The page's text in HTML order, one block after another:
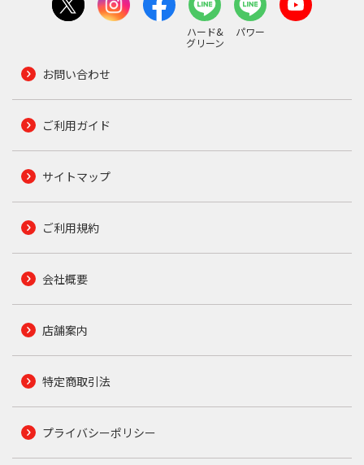
ハード&
グリーン
パワー
お問い合わせ
ご利用ガイド
サイトマップ
ご利用規約
会社概要
店舗案内
特定商取引法
プライバシーポリシー